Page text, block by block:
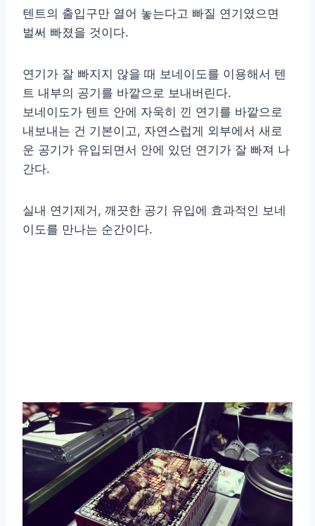
텐트의 출입구만 열어 놓는다고 빠질 연기였으면
벌써 빠졌을 것이다.
연기가 잘 빠지지 않을 때 보네이도를 이용해서 텐
트 내부의 공기를 바깥으로 보내버린다.
보네이도가 텐트 안에 자욱히 낀 연기를 바깥으로
내보내는 건 기본이고, 자연스럽게 외부에서 새로
운 공기가 유입되면서 안에 있던 연기가 잘 빠져 나
간다.
실내 연기제거, 깨끗한 공기 유입에 효과적인 보네
이도를 만나는 순간이다.